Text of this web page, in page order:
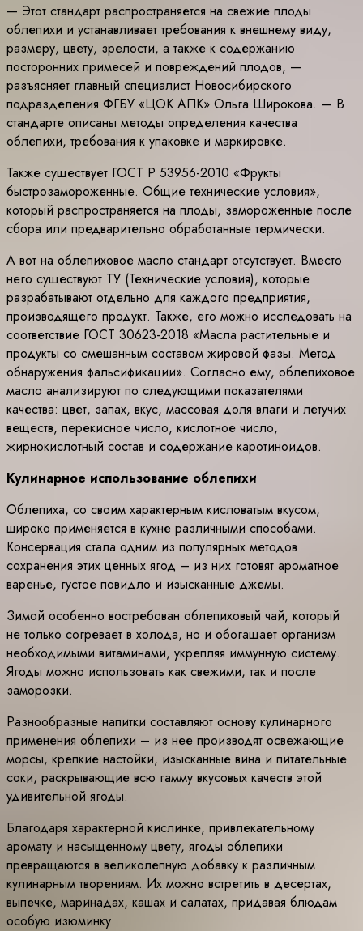
— Этот стандарт распространяется на свежие плоды
облепихи и устанавливает требования к внешнему виду,
размеру, цвету, зрелости, а также к содержанию
посторонних примесей и повреждений плодов, —
разъясняет главный специалист Новосибирского
подразделения ФГБУ «ЦОК АПК» Ольга Широкова. — В
стандарте описаны методы определения качества
облепихи, требования к упаковке и маркировке.
Также существует ГОСТ Р 53956-2010 «Фрукты
быстрозамороженные. Общие технические условия»,
который распространяется на плоды, замороженные после
сбора или предварительно обработанные термически.
А вот на облепиховое масло стандарт отсутствует. Вместо
него существуют ТУ (Технические условия), которые
разрабатывают отдельно для каждого предприятия,
производящего продукт. Также, его можно исследовать на
соответствие ГОСТ 30623-2018 «Масла растительные и
продукты со смешанным составом жировой фазы. Метод
обнаружения фальсификации». Согласно ему, облепиховое
масло анализируют по следующими показателями
качества: цвет, запах, вкус, массовая доля влаги и летучих
веществ, перекисное число, кислотное число,
жирнокислотный состав и содержание каротиноидов.
Кулинарное использование облепихи
Облепиха, со своим характерным кисловатым вкусом,
широко применяется в кухне различными способами.
Консервация стала одним из популярных методов
сохранения этих ценных ягод – из них готовят ароматное
варенье, густое повидло и изысканные джемы.
Зимой особенно востребован облепиховый чай, который
не только согревает в холода, но и обогащает организм
необходимыми витаминами, укрепляя иммунную систему.
Ягоды можно использовать как свежими, так и после
заморозки.
Разнообразные напитки составляют основу кулинарного
применения облепихи – из нее производят освежающие
морсы, крепкие настойки, изысканные вина и питательные
соки, раскрывающие всю гамму вкусовых качеств этой
удивительной ягоды.
Благодаря характерной кислинке, привлекательному
аромату и насыщенному цвету, ягоды облепихи
превращаются в великолепную добавку к различным
кулинарным творениям. Их можно встретить в десертах,
выпечке, маринадах, кашах и салатах, придавая блюдам
особую изюминку.